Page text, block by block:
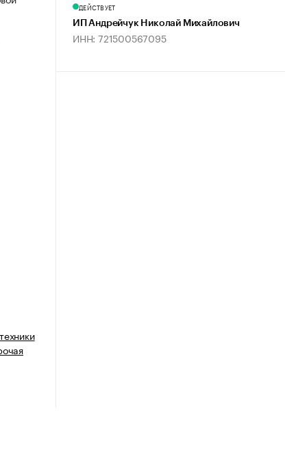
ДЕЙСТВУЕТ
ИП Андрейчук Николай Михайлович
ИНН: 721500567095